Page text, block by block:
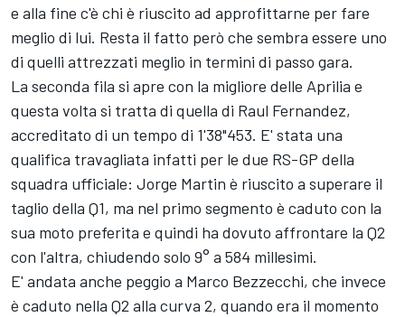
e alla fine c'è chi è riuscito ad approfittarne per fare
meglio di lui. Resta il fatto però che sembra essere uno
di quelli attrezzati meglio in termini di passo gara.
La seconda fila si apre con la migliore delle Aprilia e
questa volta si tratta di quella di Raul Fernandez,
accreditato di un tempo di 1'38"453. E' stata una
qualifica travagliata infatti per le due RS-GP della
squadra ufficiale: Jorge Martin è riuscito a superare il
taglio della Q1, ma nel primo segmento è caduto con la
sua moto preferita e quindi ha dovuto affrontare la Q2
con l'altra, chiudendo solo 9° a 584 millesimi.
E' andata anche peggio a Marco Bezzecchi, che invece
è caduto nella Q2 alla curva 2, quando era il momento